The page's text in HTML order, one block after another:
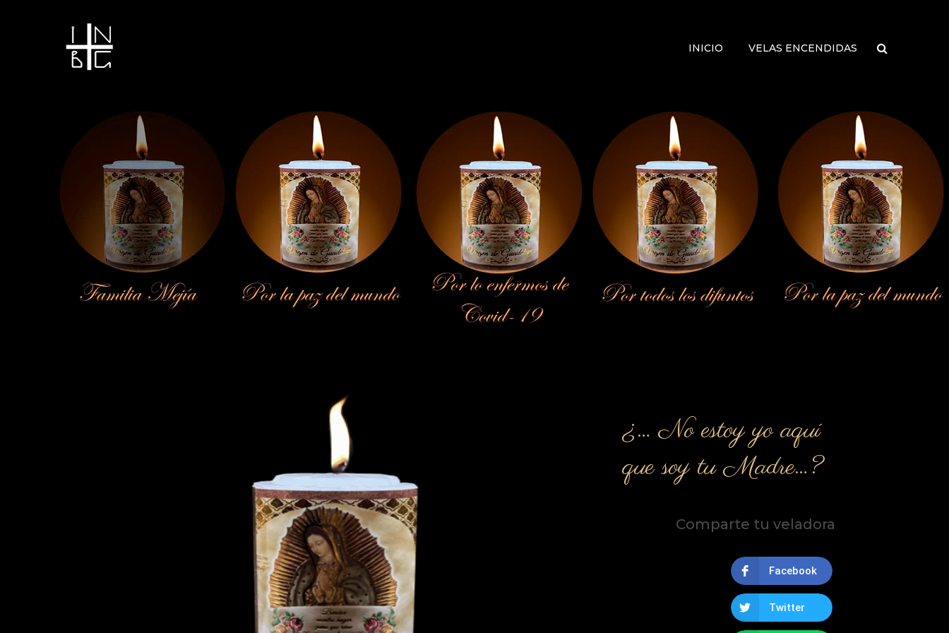
INICIO VELAS ENCENDIDAS
Vela encendida
¿… No estoy yo aquí
que soy tu Madre…?
Comparte tu veladora
Facebook
Twitter